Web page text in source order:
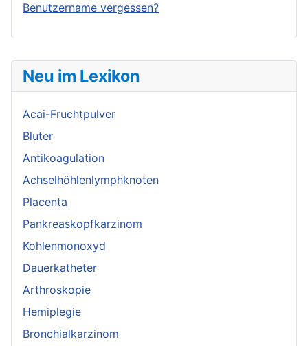
Neu im Lexikon
Acai-Fruchtpulver
Bluter
Antikoagulation
Achselhöhlenlymphknoten
Placenta
Pankreaskopfkarzinom
Kohlenmonoxyd
Dauerkatheter
Arthroskopie
Hemiplegie
Bronchialkarzinom
Benutzername vergessen?